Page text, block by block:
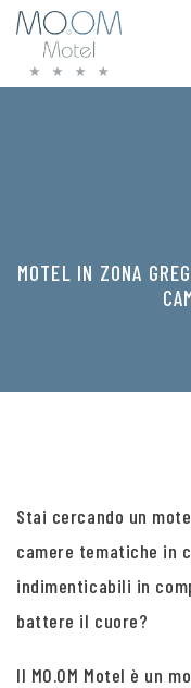
MOTEL IN ZONA
Stai cercando un
camere tematiche in
indimenticabili in
battere il cuore?
Il MO.OM Motel è un